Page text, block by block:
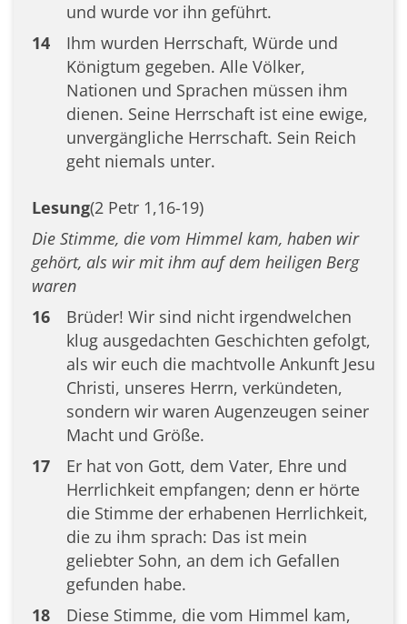
und wurde vor ihn geführt.
14
Ihm wurden Herrschaft, Würde und
Königtum gegeben. Alle Völker,
Nationen und Sprachen müssen ihm
dienen. Seine Herrschaft ist eine ewige,
unvergängliche Herrschaft. Sein Reich
geht niemals unter.
Lesung(2 Petr 1,16-19)
Die Stimme, die vom Himmel kam, haben wir
gehört, als wir mit ihm auf dem heiligen Berg
waren
16
Brüder! Wir sind nicht irgendwelchen
klug ausgedachten Geschichten gefolgt,
als wir euch die machtvolle Ankunft Jesu
Christi, unseres Herrn, verkündeten,
sondern wir waren Augenzeugen seiner
Macht und Größe.
17
Er hat von Gott, dem Vater, Ehre und
Herrlichkeit empfangen; denn er hörte
die Stimme der erhabenen Herrlichkeit,
die zu ihm sprach: Das ist mein
geliebter Sohn, an dem ich Gefallen
gefunden habe.
18
Diese Stimme, die vom Himmel kam,